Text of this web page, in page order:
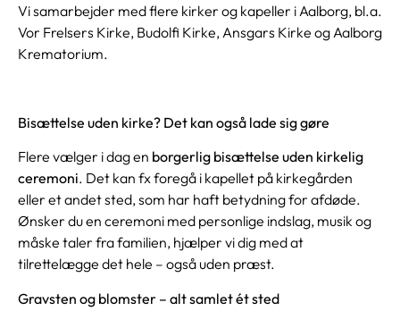
Vi samarbejder med flere kirker og kapeller i Aalborg, bl.a.
Vor Frelsers Kirke, Budolfi Kirke, Ansgars Kirke og Aalborg
Krematorium.
Bisættelse uden kirke? Det kan også lade sig gøre
Flere vælger i dag en borgerlig bisættelse uden kirkelig
ceremoni. Det kan fx foregå i kapellet på kirkegården
eller et andet sted, som har haft betydning for afdøde.
Ønsker du en ceremoni med personlige indslag, musik og
måske taler fra familien, hjælper vi dig med at
tilrettelægge det hele – også uden præst.
Gravsten og blomster – alt samlet ét sted